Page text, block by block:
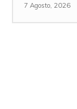
7 Agosto, 2026